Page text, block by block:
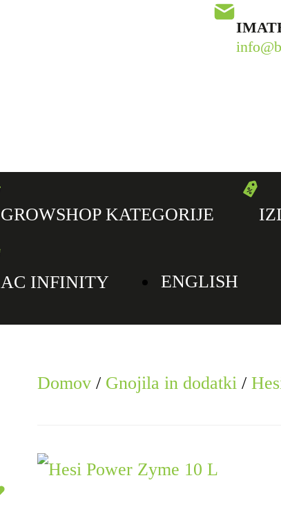
GROWSHOP KATEGORIJE
AC INFINITY ENGLISH
Domov/ Gnojila in dodatki /